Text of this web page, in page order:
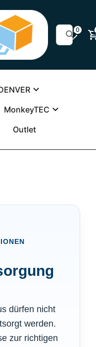
0
MonkeyTEC
Outlet
werden.
zur richtigen